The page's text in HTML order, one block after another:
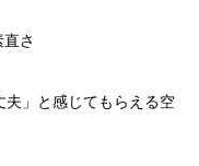
さ
夫」と感じてもらえる空